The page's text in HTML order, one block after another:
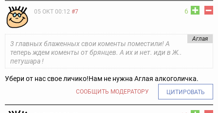
6
05 ОКТ 00:12 #7
Аглая
3 главных блаженных свои коменты поместили! А
теперь ждем коменты от брянцев. А их и нет. иди в Ж..
петушара !
Убери от нас свое личико!Нам не нужна Аглая алкоголичка.
СООБЩИТЬ МОДЕРАТОРУ ЦИТИРОВАТЬ